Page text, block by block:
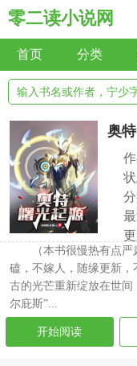
零二读小说网
首页 分类
奥
作
（本书很慢热有点
磕，不嫁人，随缘更新
古的光芒重新绽放在世间
尔庇斯”...
开始阅读